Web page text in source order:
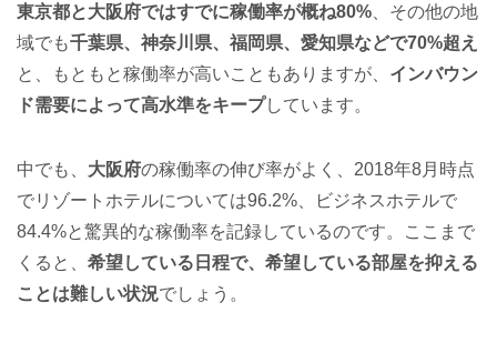
東京都と大阪府ではすでに稼働率が概ね80% 、その他の地
域でも千葉県、神奈川県、福岡県、愛知県などで70%超え
と、もともと稼働率が高いこともありますが、 インバウン
ド需要によって高水準をキープしています。
中でも、 大阪府の稼働率の伸び率がよく、2018年8月時点
でリゾートホテルについては96.2%、ビジネスホテルで
84.4%と驚異的な稼働率を記録しているのです。ここまで
くると、 希望している日程で、希望している部屋を抑える
ことは難しい状況でしょう。